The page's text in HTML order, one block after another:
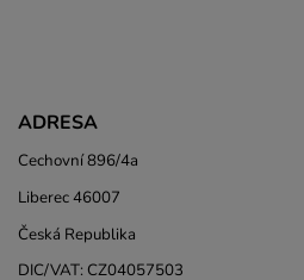
ADRESA
Cechovní 896/4a
Liberec 46007
Česká Republika
DIC/VAT: CZ04057503